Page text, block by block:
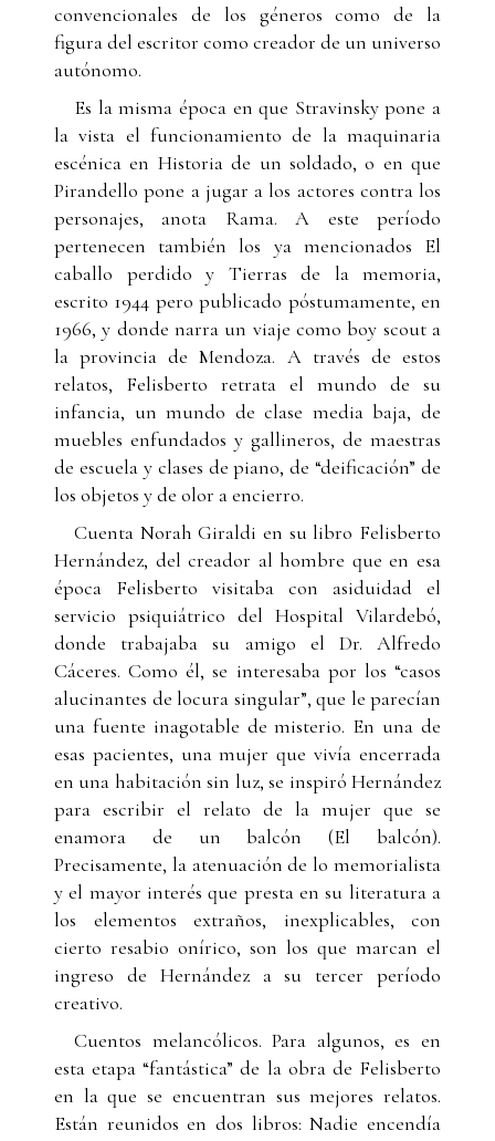
convencionales de los géneros como de la
figura del escritor como creador de un universo
autónomo.
Es la misma época en que Stravinsky pone a
la vista el funcionamiento de la maquinaria
escénica en Historia de un soldado, o en que
Pirandello pone a jugar a los actores contra los
personajes, anota Rama. A este período
pertenecen también los ya mencionados El
caballo perdido y Tierras de la memoria,
escrito 1944 pero publicado póstumamente, en
1966, y donde narra un viaje como boy scout a
la provincia de Mendoza. A través de estos
relatos, Felisberto retrata el mundo de su
infancia, un mundo de clase media baja, de
muebles enfundados y gallineros, de maestras
de escuela y clases de piano, de “deificación” de
los objetos y de olor a encierro.
Cuenta Norah Giraldi en su libro Felisberto
Hernández, del creador al hombre que en esa
época Felisberto visitaba con asiduidad el
servicio psiquiátrico del Hospital Vilardebó,
donde trabajaba su amigo el Dr. Alfredo
Cáceres. Como él, se interesaba por los “casos
alucinantes de locura singular”, que le parecían
una fuente inagotable de misterio. En una de
esas pacientes, una mujer que vivía encerrada
en una habitación sin luz, se inspiró Hernández
para escribir el relato de la mujer que se
enamora de un balcón (El balcón).
Precisamente, la atenuación de lo memorialista
y el mayor interés que presta en su literatura a
los elementos extraños, inexplicables, con
cierto resabio onírico, son los que marcan el
ingreso de Hernández a su tercer período
creativo.
Cuentos melancólicos. Para algunos, es en
esta etapa “fantástica” de la obra de Felisberto
en la que se encuentran sus mejores relatos.
Están reunidos en dos libros: Nadie encendía